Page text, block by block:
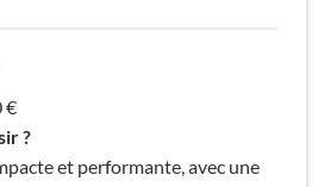
€
?
et performante, avec une